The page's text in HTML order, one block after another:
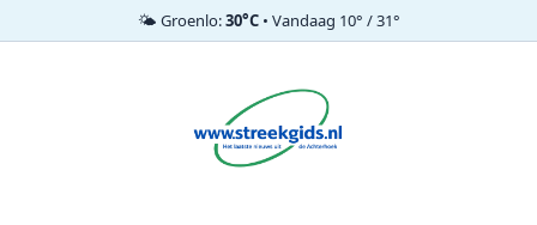
🌤️ Groenlo:30°C• Vandaag 10° / 31°